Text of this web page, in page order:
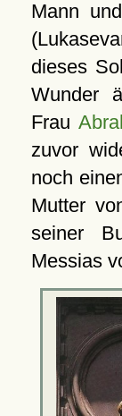
Mann
dieses
Wunder
Frau
zuvor
noch
Mutter
seiner
Messias